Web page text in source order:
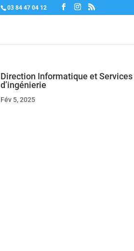
03 84 47 04 12
Direction Informatique et
d’ingénierie
Fév 5, 2025